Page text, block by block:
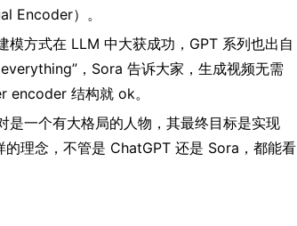
Encoder）。
模方式在 LLM 中大获成功，GPT 系列也出自
，Sora 告诉大家，生成视频无需
encoder 结构就 ok。
是一个有大格局的人物，其最终目标是实现
理念，不管是 ChatGPT 还是 Sora，都能看